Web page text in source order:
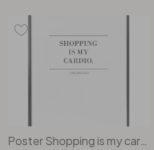
Poster Shopping is my cardio